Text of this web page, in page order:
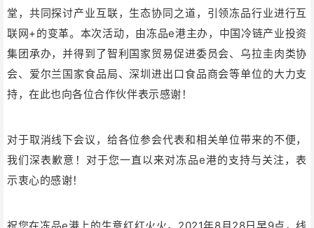
堂，共同探讨产业互联，生态协同之道，引领冻品行业进行互
联网+的变革。本次活动，由冻品e港主办，中国冷链产业投资
集团承办，并得到了智利国家贸易促进委员会、乌拉圭肉类协
会、爱尔兰国家食品局、深圳进出口食品商会等单位的大力支
持，在此也向各位合作伙伴表示感谢！
对于取消线下会议，给各位参会代表和相关单位带来的不便，
我们深表歉意！对于您一直以来对冻品e港的支持与关注，表
示衷心的感谢！